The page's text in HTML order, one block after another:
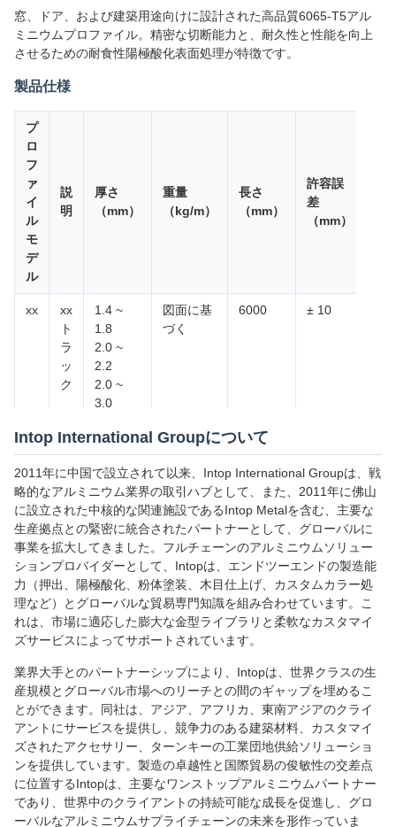
窓、ドア、および建築用途向けに設計された高品質6065-T5アル
ミニウムプロファイル。精密な切断能力と、耐久性と性能を向上
させるための耐食性陽極酸化表面処理が特徴です。
製品仕様
プ
ロ
フ
ァ
イ
ル
モ
デ
ル
説
明
厚さ
（mm）
重量
（kg/m）
長さ
（mm）
許容誤
差
（mm）
xx
xx
ト
ラ
ッ
ク
1.4 ~
1.8
2.0 ~
2.2
2.0 ~
3.0
図面に基
づく
6000 ± 10
Intop International Groupについて
2011年に中国で設立されて以来、Intop International Groupは、戦
略的なアルミニウム業界の取引ハブとして、また、2011年に佛山
に設立された中核的な関連施設であるIntop Metalを含む、主要な
生産拠点との緊密に統合されたパートナーとして、グローバルに
事業を拡大してきました。フルチェーンのアルミニウムソリュー
ションプロバイダーとして、Intopは、エンドツーエンドの製造能
力（押出、陽極酸化、粉体塗装、木目仕上げ、カスタムカラー処
理など）とグローバルな貿易専門知識を組み合わせています。こ
れは、市場に適応した膨大な金型ライブラリと柔軟なカスタマイ
ズサービスによってサポートされています。
業界大手とのパートナーシップにより、Intopは、世界クラスの生
産規模とグローバル市場へのリーチとの間のギャップを埋めるこ
とができます。同社は、アジア、アフリカ、東南アジアのクライ
アントにサービスを提供し、競争力のある建築材料、カスタマイ
ズされたアクセサリー、ターンキーの工業団地供給ソリューショ
ンを提供しています。製造の卓越性と国際貿易の俊敏性の交差点
に位置するIntopは、主要なワンストップアルミニウムパートナー
であり、世界中のクライアントの持続可能な成長を促進し、グロ
ーバルなアルミニウムサプライチェーンの未来を形作っていま